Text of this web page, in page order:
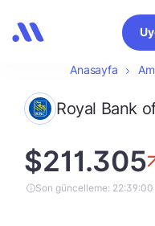
Anasayfa
Royal Bank
$211.305
Son güncelleme: 22:39:00